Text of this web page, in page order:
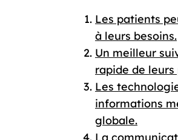
Les patients
à leurs besoins.
Un meilleur
rapide de
Les
informations
globale.